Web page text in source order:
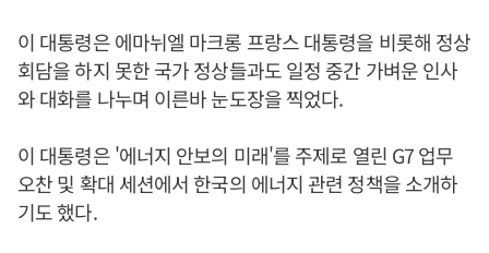
이 대통령은 에마뉘엘 마크롱 프랑스 대통령을 비롯해 정상
회담을 하지 못한 국가 정상들과도 일정 중간 가벼운 인사
와 대화를 나누며 이른바 눈도장을 찍었다.
이 대통령은 '에너지 안보의 미래'를 주제로 열린 G7 업무
오찬 및 확대 세션에서 한국의 에너지 관련 정책을 소개하
기도 했다.